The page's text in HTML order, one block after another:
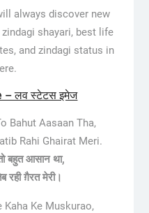
always discover new
shayari, best life
and zindagi status in
– लव स्टेटस इमेज
Bahut Aasaan Tha,
Rahi Ghairat Meri.
बहुत आसान था,
रही ग़ैरत मेरी।
Kaha Ke Muskurao,